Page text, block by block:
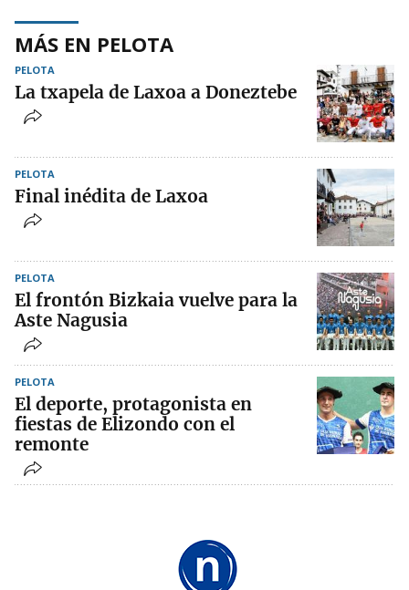
MÁS EN PELOTA
PELOTA
La txapela de Laxoa a Doneztebe
PELOTA
Final inédita de Laxoa
PELOTA
El frontón Bizkaia vuelve para la
Aste Nagusia
PELOTA
El deporte, protagonista en
fiestas de Elizondo con el
remonte